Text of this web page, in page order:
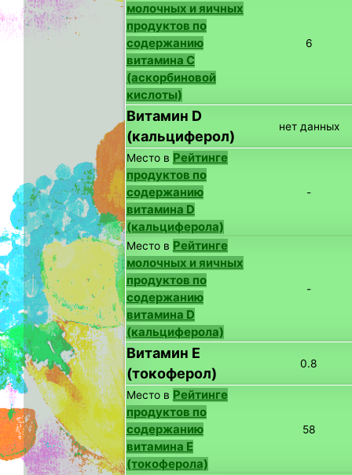
молочных и яичных
продуктов по
содержанию
витамина C
(аскорбиновой
кислоты)
6
Витамин D
(кальциферол)
нет данных
Место в Рейтинге
продуктов по
содержанию
витамина D
(кальциферола)
-
Место в Рейтинге
молочных и яичных
продуктов по
содержанию
витамина D
(кальциферола)
-
Витамин E
(токоферол)
0.8
Место в Рейтинге
продуктов по
содержанию
витамина E
(токоферола)
58